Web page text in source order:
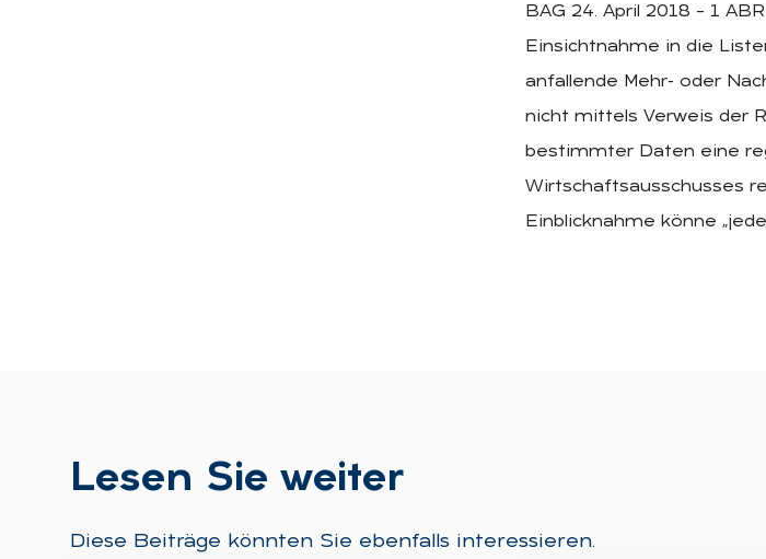
BAG 24. April 2018 – 1
Einsichtnahme in die
anfallende Mehr- oder
nicht mittels Verweis der
bestimmter Daten eine
Wirtschaftsausschusses
Einblicknahme könne
Le­sen Sie wei­ter
Diese Beiträge könnten Sie ebenfalls interessieren.